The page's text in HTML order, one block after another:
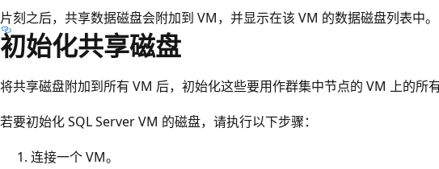
片刻之后，共享数据磁盘会附加到 VM，并显示在该 VM 的数据磁盘列表中。
初始化共享磁盘
将共享磁盘附加到所有 VM 后，初始化这些要用作群集中节点的 VM 上的所有
若要初始化 SQL Server VM 的磁盘，请执行以下步骤：
连接一个 VM。